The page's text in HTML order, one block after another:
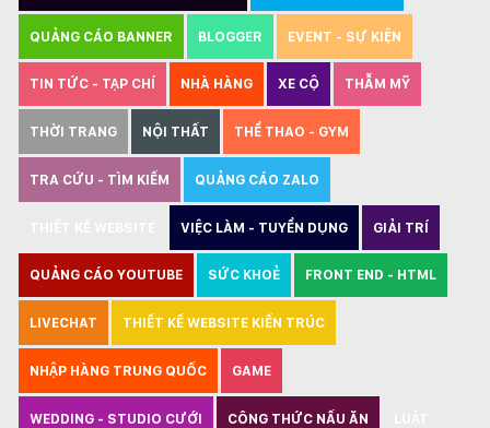
QUẢNG CÁO BANNER BLOGGER EVENT - SỰ KIỆN
TIN TỨC - TẠP CHÍ NHÀ HÀNG XE CỘ THẪM MỸ
THỜI TRANG NỘI THẤT THỂ THAO - GYM
TRA CỨU - TÌM KIẾM QUẢNG CÁO ZALO
VIỆC LÀM - TUYỂN DỤNG GIẢI TRÍ
QUẢNG CÁO YOUTUBE SỨC KHOẺ FRONT END - HTML
LIVECHAT THIẾT KẾ WEBSITE KIẾN TRÚC
NHẬP HÀNG TRUNG QUỐC GAME
WEDDING - STUDIO CƯỚI CÔNG THỨC NẤU ĂN